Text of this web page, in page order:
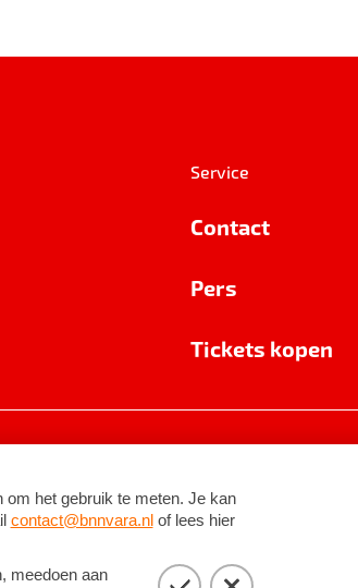
Service
Contact
Pers
Tickets kopen